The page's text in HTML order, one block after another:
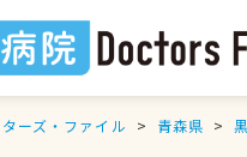
ーズ・ファイル 青森県